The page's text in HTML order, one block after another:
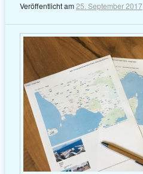
Veröffentlicht am25. September 2017